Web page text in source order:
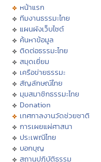
หน้าแรก
ทีมงานธรรมะไทย
แผนผังเว็บไซต์
ค้นหาข้อมูล
ติดต่อธรรมะไทย
สมุดเยี่ยม
เครือข่ายธรรมะ
สัญลักษณ์ไทย
มุมสมาชิกธรรมะไทย
Donation
เทศกาลงานวัดช่วยชาติ
การเผยแผ่ศาสนา
ประเพณีไทย
บอกบุญ
สถานปฏิบัติธรรม